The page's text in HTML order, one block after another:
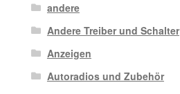
andere
Andere Treiber und Schalter
Anzeigen
Autoradios und Zubehör